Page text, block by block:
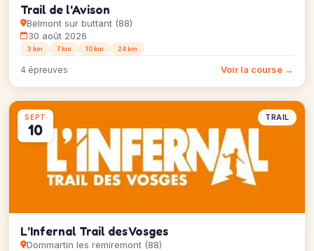
Trail de l'Avison
Belmont sur buttant (88)
30 août 2026
3 km 7 km 10 km 24 km
4 épreuves Voir la course →
SEPT
10
TRAIL
L’Infernal Trail des Vosges
Dommartin les remiremont (88)